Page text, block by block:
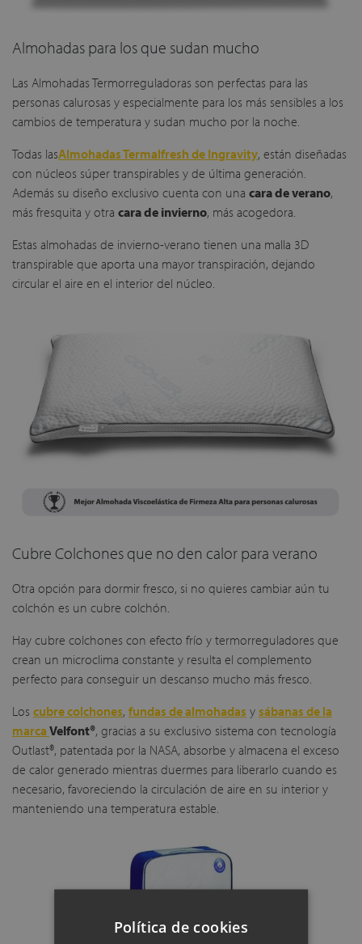
Almohadas para los que sudan mucho
Las Almohadas Termorreguladoras son perfectas para las
personas calurosas y especialmente para los más sensibles a los
cambios de temperatura y sudan mucho por la noche.
Todas lasAlmohadas Termalfresh de Ingravity, están diseñadas
con núcleos súper transpirables y de última generación.
Además su diseño exclusivo cuenta con una cara de verano,
más fresquita y otra cara de invierno, más acogedora.
Estas almohadas de invierno-verano tienen una malla 3D
transpirable que aporta una mayor transpiración, dejando
circular el aire en el interior del núcleo.
Cubre Colchones que no den calor para verano
Otra opción para dormir fresco, si no quieres cambiar aún tu
colchón es un cubre colchón.
Hay cubre colchones con efecto frío y termorreguladores que
crean un microclima constante y resulta el complemento
perfecto para conseguir un descanso mucho más fresco.
Los cubre colchones, fundas de almohadas y sábanas de la
marca Velfont®, gracias a su exclusivo sistema con tecnología
Outlast®, patentada por la NASA, absorbe y almacena el exceso
de calor generado mientras duermes para liberarlo cuando es
necesario, favoreciendo la circulación de aire en su interior y
manteniendo una temperatura estable.
Política de cookies